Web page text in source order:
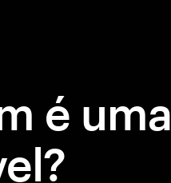
é uma